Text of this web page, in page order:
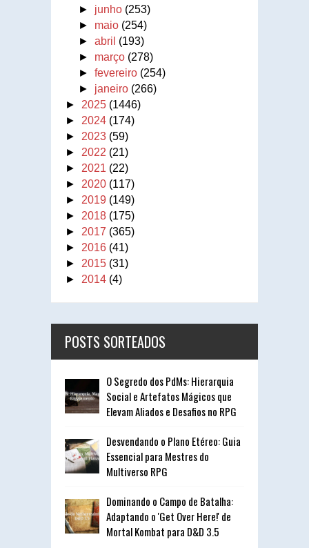
► junho (253)
► maio (254)
►abril (193)
► março (278)
►fevereiro (254)
► janeiro (266)
► 2025 (1446)
► 2024 (174)
► 2023 (59)
► 2022 (21)
► 2021 (22)
► 2020 (117)
► 2019 (149)
► 2018 (175)
► 2017 (365)
► 2016 (41)
► 2015 (31)
► 2014 (4)
POSTS SORTEADOS
O Segredo dos PdMs: Hierarquia
Social e Artefatos Mágicos que
Elevam Aliados e Desafios no RPG
Desvendando o Plano Etéreo: Guia
Essencial para Mestres do
Multiverso RPG
Dominando o Campo de Batalha:
Adaptando o 'Get Over Here!' de
Mortal Kombat para D&D 3.5